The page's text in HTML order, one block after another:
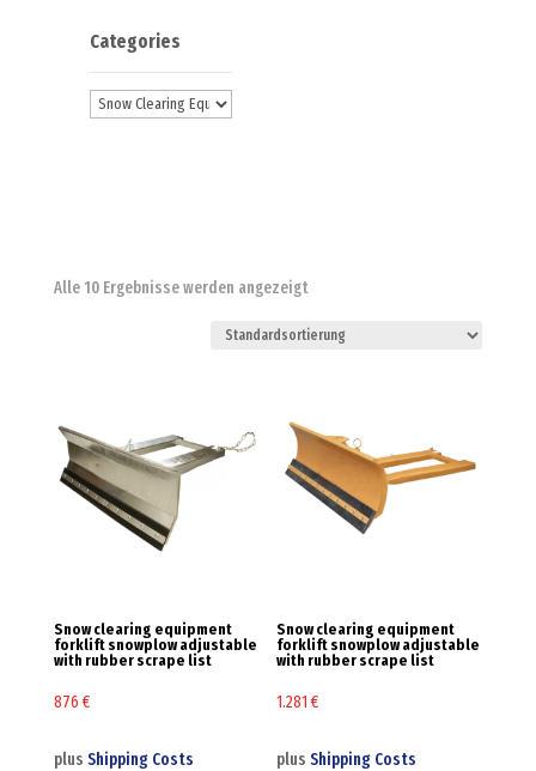
Categories
Alle 10 Ergebnisse werden angezeigt
Snow clearing equipment
forklift snowplow adjustable
with rubber scrape list
876 €
plus Shipping Costs
Snow clearing equipment
forklift snowplow adjustable
with rubber scrape list
1.281€
plusShipping Costs